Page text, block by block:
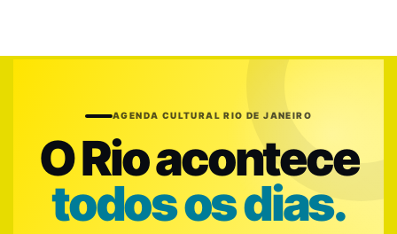
AGENDA CULTURAL RIO DE JANEIRO
O Rio acontece
todos os dias.